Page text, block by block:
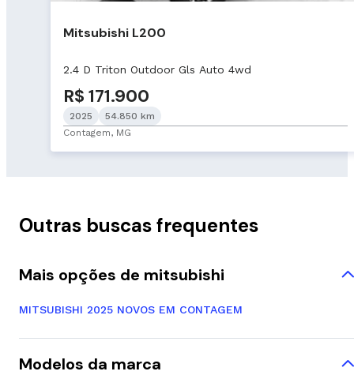
Mitsubishi L200
2.4 D Triton Outdoor Gls Auto 4wd
R$ 171.900
2025
54.850 km
Contagem, MG
Outras buscas frequentes
Mais opções de mitsubishi
MITSUBISHI 2025 NOVOS EM CONTAGEM
Modelos da marca